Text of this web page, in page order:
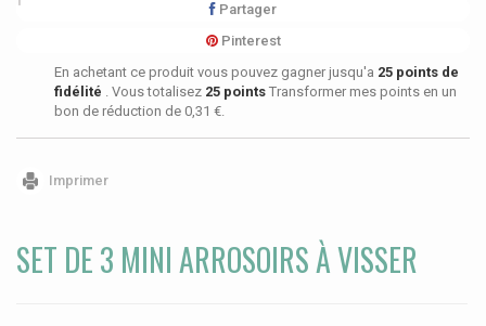
Partager
Pinterest
En achetant ce produit vous pouvez gagner jusqu'a 25 points de
fidélité . Vous totalisez 25 points Transformer mes points en un
bon de réduction de 0,31 €.
Imprimer
SET DE 3 MINI ARROSOIRS À VISSER